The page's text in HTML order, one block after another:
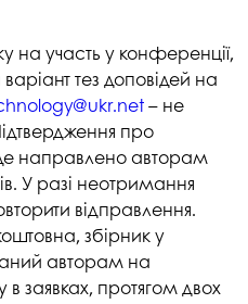
на участь у конференції,
тез доповідей на
– не
про
направлено авторам
У разі неотримання
відправлення.
збірник у
авторам на
заявках, протягом двох